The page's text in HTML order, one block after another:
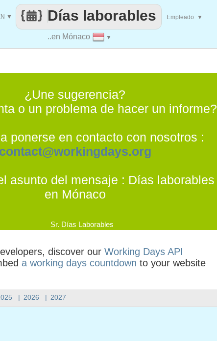
..en Mónaco ▼
Días laborables
▼ Empleado ▼
| 2026 | 2027
¿Une sugerencia?
o un problema de hacer un informe?
ponerse en contacto con nosotros :
contact@workingdays.org
asunto del mensaje : Días laborables
en Mónaco
Sr. Días Laborables
discover our Working Days API
a working days countdown to your website